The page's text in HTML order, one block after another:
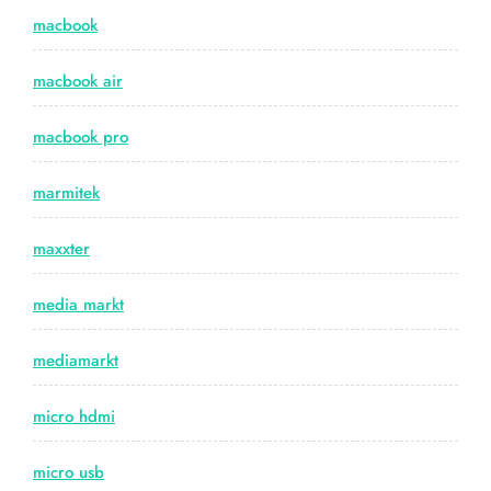
macbook
macbook air
macbook pro
marmitek
maxxter
media markt
mediamarkt
micro hdmi
micro usb